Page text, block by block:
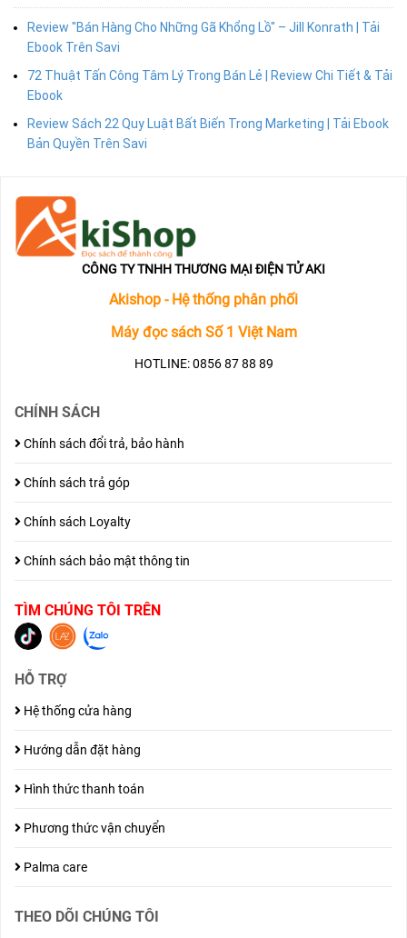
Review "Bán Hàng Cho Những Gã Khổng Lồ" – Jill Konrath | Tải
Ebook Trên Savi
72 Thuật Tấn Công Tâm Lý Trong Bán Lẻ | Review Chi Tiết & Tải
Ebook
Review Sách 22 Quy Luật Bất Biến Trong Marketing | Tải Ebook
Bản Quyền Trên Savi
CÔNG TY TNHH THƯƠNG MẠI ĐIỆN TỬ AKI
Akishop - Hệ thống phân phối
Máy đọc sách Số 1 Việt Nam
HOTLINE: 0856 87 88 89
CHÍNH SÁCH
Chính sách đổi trả, bảo hành
Chính sách trả góp
Chính sách Loyalty
Chính sách bảo mật thông tin
TÌM CHÚNG TÔI TRÊN
HỖ TRỢ
Hệ thống cửa hàng
Hướng dẫn đặt hàng
Hình thức thanh toán
Phương thức vận chuyển
Palma care
THEO DÕI CHÚNG TÔI